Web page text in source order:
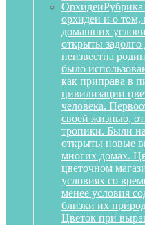
ОрхидеиРубрика
орхидеи и о том,
домашних
открыты
неизвестна
было
как приправа в
цивилизации
человека.
своей жизнью,
тропики. Были
открыты новые
многих домах.
цветочном
условиях со
менее условия
близки их
Цветок при